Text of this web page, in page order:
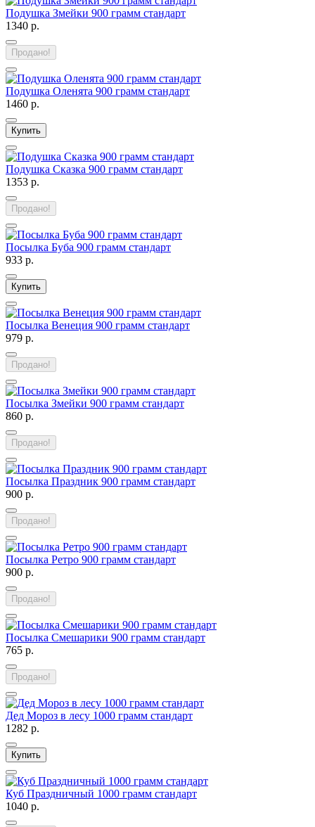
Подушка Змейки 900 грамм стандарт
1340 р.
Продано!
Подушка Оленята 900 грамм стандарт
1460 р.
Купить
Подушка Сказка 900 грамм стандарт
1353 р.
Продано!
Посылка Буба 900 грамм стандарт
933 р.
Купить
Посылка Венеция 900 грамм стандарт
979 р.
Продано!
Посылка Змейки 900 грамм стандарт
860 р.
Продано!
Посылка Праздник 900 грамм стандарт
900 р.
Продано!
Посылка Ретро 900 грамм стандарт
900 р.
Продано!
Посылка Смешарики 900 грамм стандарт
765 р.
Продано!
Дед Мороз в лесу 1000 грамм стандарт
1282 р.
Купить
Куб Праздничный 1000 грамм стандарт
1040 р.